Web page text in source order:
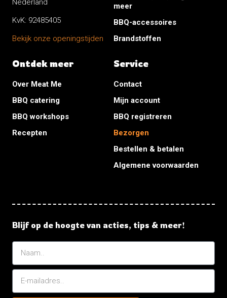
KvK: 92485405
Bekijk onze openingstijden
meer
BBQ-accessoires
Brandstoffen
Ontdek meer
Over Meat Me
BBQ catering
BBQ workshops
Recepten
Service
Contact
Mijn account
BBQ registreren
Bezorgen
Bestellen & betalen
Algemene voorwaarden
Blijf op de hoogte van acties, tips & meer!